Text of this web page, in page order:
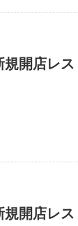
規開店レ
規開店レ